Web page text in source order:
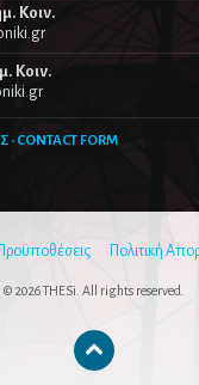
Κοιν.
Κοιν.
FORM
Πολιτική
© 2026 THESi. All rights reserved.